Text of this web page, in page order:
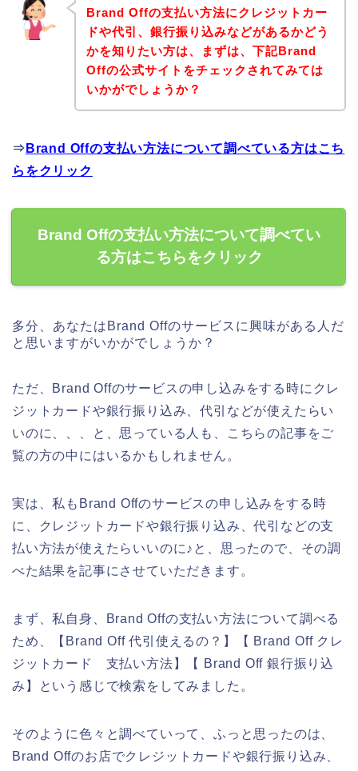
Brand Offの支払い方法にクレジットカー
ドや代引、銀行振り込みなどがあるかどう
かを知りたい方は、まずは、下記Brand
Offの公式サイトをチェックされてみては
いかがでしょうか？
⇒ Brand Offの支払い方法について調べている方はこち
らをクリック
Brand Offの支払い方法について調べてい
る方はこちらをクリック
多分、あなたはBrand Offのサービスに興味がある人だ
と思いますがいかがでしょうか？
ただ、Brand Offのサービスの申し込みをする時にクレ
ジットカードや銀行振り込み、代引などが使えたらい
いのに、、、と、思っている人も、こちらの記事をご
覧の方の中にはいるかもしれません。
実は、私もBrand Offのサービスの申し込みをする時
に、クレジットカードや銀行振り込み、代引などの支
払い方法が使えたらいいのに♪と、思ったので、その調
べた結果を記事にさせていただきます。
まず、私自身、Brand Offの支払い方法について調べる
ため、【Brand Off 代引使えるの？】【 Brand Off クレ
ジットカード 支払い方法】【 Brand Off 銀行振り込
み】という感じで検索をしてみました。
そのように色々と調べていって、ふっと思ったのは、
Brand Offのお店でクレジットカードや銀行振り込み、